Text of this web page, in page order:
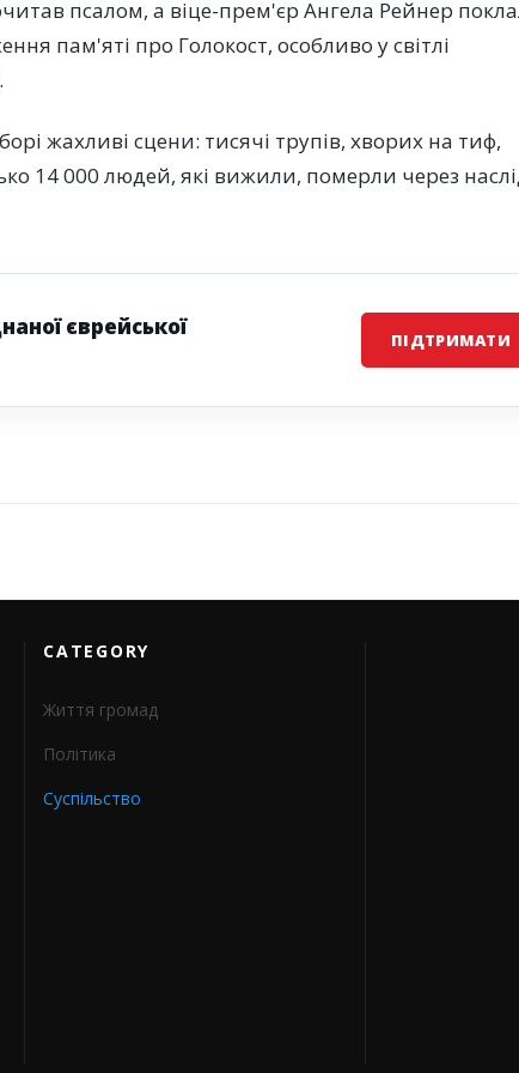
псалом, а віце-прем'єр Ангела Рейнер
пам'яті про Голокост, особливо у світлі
жахливі сцени: тисячі трупів, хворих на тиф,
14 000 людей, які вижили, померли через
єврейської
ПІДТРИМАТИ
CATEGORY
Життя громад
Політика
Суспільство